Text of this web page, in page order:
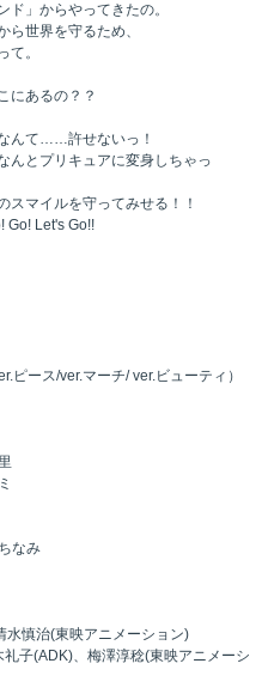
」からやってきたの。
世界を守るため、
て。
にあるの？？
んて……許せないっ！
んとプリキュアに変身しちゃっ
スマイルを守ってみせる！！
Go! Let's Go!!
ピース/ver.マーチ/ ver.ビューティ）
なみ
水慎治(東映アニメーション)
子(ADK)、梅澤淳稔(東映アニメーシ